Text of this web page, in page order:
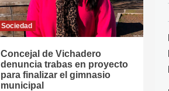
Sociedad
Concejal de Vichadero
denuncia trabas en proyecto
para finalizar el gimnasio
municipal